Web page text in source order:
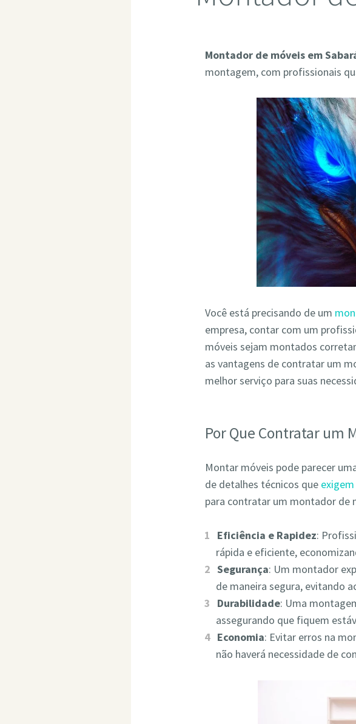
Montador de móveis em
montagem, com profissionais
Você está precisando de um
empresa, contar com um
móveis sejam montados
as vantagens de contratar um
melhor serviço para suas
Por Que Contratar um
Montar móveis pode parecer
de detalhes técnicos que
para contratar um montador de
Eficiência e Rapidez:
rápida e eficiente,
Segurança: Um montador
de maneira segura, evitando
Durabilidade: Uma
assegurando que fiquem
Economia: Evitar erros na
não haverá necessidade de